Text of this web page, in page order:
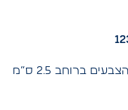
סרט הדבקה כחול מסקינטייפ בחירת הצבעים ברוחב 2.5 ס”מ